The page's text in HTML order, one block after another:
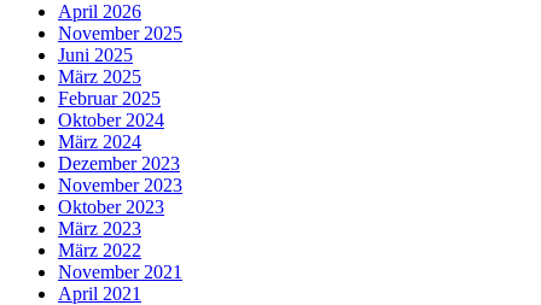
April 2026
November 2025
Juni 2025
März 2025
Februar 2025
Oktober 2024
März 2024
Dezember 2023
November 2023
Oktober 2023
März 2023
März 2022
November 2021
April 2021